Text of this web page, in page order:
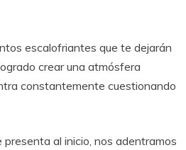
escalofriantes que te dejarán
crear una atmósfera
constantemente cuestionando
al inicio, nos adentramos